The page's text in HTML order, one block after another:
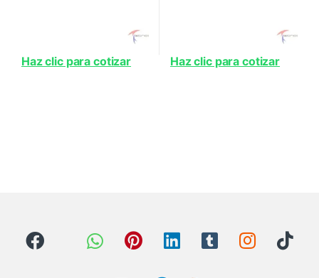
Haz clic para cotizar Haz clic para cotizar